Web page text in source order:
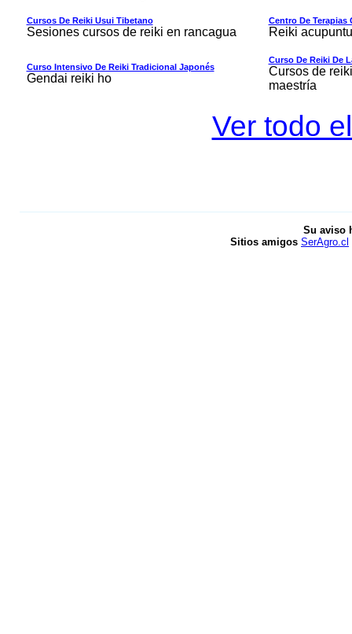
Cursos De Reiki Usui Tibetano
Sesiones cursos de reiki en rancagua
Centro De Terapias
Reiki
Curso Intensivo De Reiki Tradicional Japonés
Gendai reiki ho
Curso De Reiki De
Cursos de
maestría
Ver todo
Su aviso
Sitios amigos SerAgro.cl